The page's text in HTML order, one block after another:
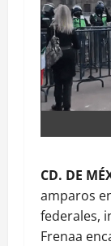
CD. DE
amparos
federales,
Frenaa